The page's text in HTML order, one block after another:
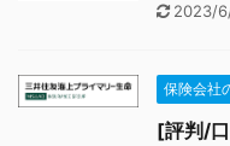
2023/
保険会社
[評判/